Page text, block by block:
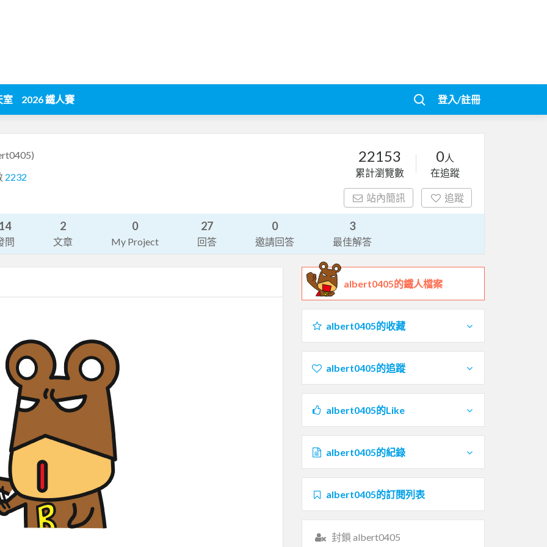
室 2026 鐵人賽 登入/註冊
2232
22153
累計瀏覽數
0人
在追蹤
站內簡訊 追蹤
問
2
文章
0
My Project
27
回答
0
邀請回答
3
最佳解答
albert0405的鐵人檔案
albert0405的收藏
albert0405的追蹤
albert0405的Like
albert0405的紀錄
albert0405的訂閱列表
封鎖 albert0405